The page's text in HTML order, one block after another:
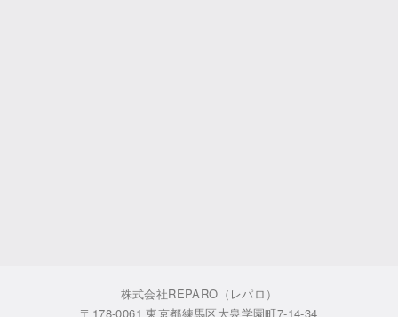
株式会社REPARO（レパロ）
〒178-0061 東京都練馬区大泉学園町7-14-34